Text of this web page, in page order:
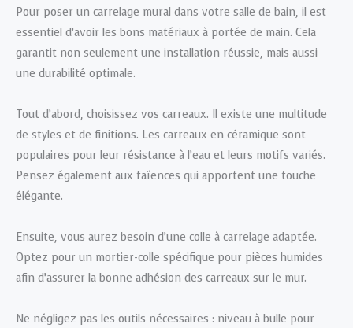
Pour poser un carrelage mural dans votre salle de bain, il est
essentiel d’avoir les bons matériaux à portée de main. Cela
garantit non seulement une installation réussie, mais aussi
une durabilité optimale.
Tout d’abord, choisissez vos carreaux. Il existe une multitude
de styles et de finitions. Les carreaux en céramique sont
populaires pour leur résistance à l’eau et leurs motifs variés.
Pensez également aux faïences qui apportent une touche
élégante.
Ensuite, vous aurez besoin d’une colle à carrelage adaptée.
Optez pour un mortier-colle spécifique pour pièces humides
afin d’assurer la bonne adhésion des carreaux sur le mur.
Ne négligez pas les outils nécessaires : niveau à bulle pour